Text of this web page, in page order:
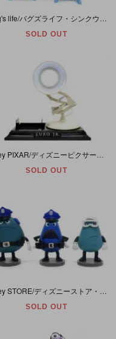
SOLD OUT
SOLD OUT
SOLD OUT